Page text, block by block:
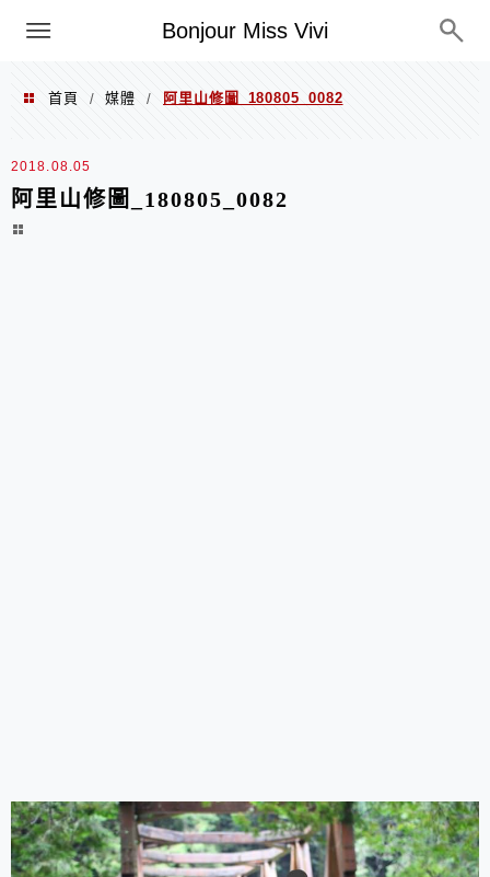
Bonjour Miss Vivi
選單
首頁 / 媒體 / 阿里山修圖_180805_0082
2018.08.05
阿里山修圖_180805_0082